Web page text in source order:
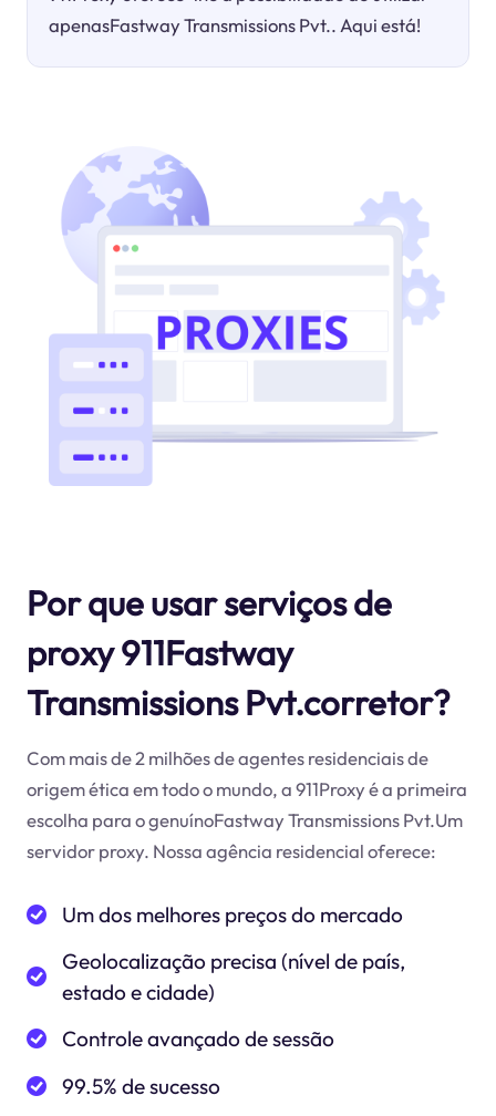
apenasFastway Transmissions Pvt.. Aqui está!
Por que usar serviços de
proxy 911Fastway
Transmissions Pvt.corretor?
Com mais de 2 milhões de agentes residenciais de
origem ética em todo o mundo, a 911Proxy é a primeira
escolha para o genuínoFastway Transmissions Pvt.Um
servidor proxy. Nossa agência residencial oferece:
Um dos melhores preços do mercado
Geolocalização precisa (nível de país,
estado e cidade)
Controle avançado de sessão
99.5% de sucesso